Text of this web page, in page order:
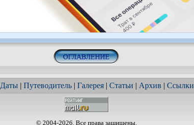
Даты| Путеводитель| Галерея| Статьи | Архив | Ссылки
© 2004-2026. Все права защищены.